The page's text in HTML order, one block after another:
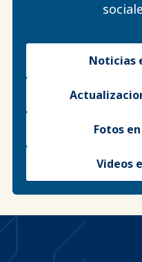
Noticias
Fotos
Videos